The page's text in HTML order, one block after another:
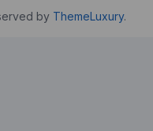
by ThemeLuxury.